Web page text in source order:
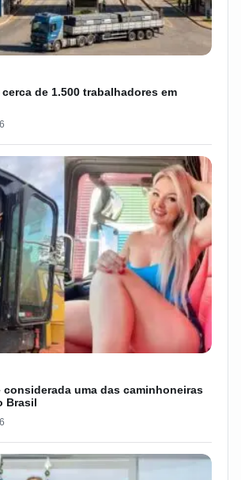
de 1.500 trabalhadores em
considerada uma das caminhoneiras
Brasil